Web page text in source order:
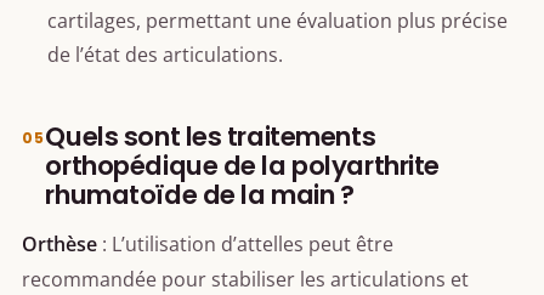
cartilages, permettant une évaluation plus précise
de l’état des articulations.
Quels sont les traitements
orthopédique de la polyarthrite
rhumatoïde de la main ?
Orthèse : L’utilisation d’attelles peut être
recommandée pour stabiliser les articulations et